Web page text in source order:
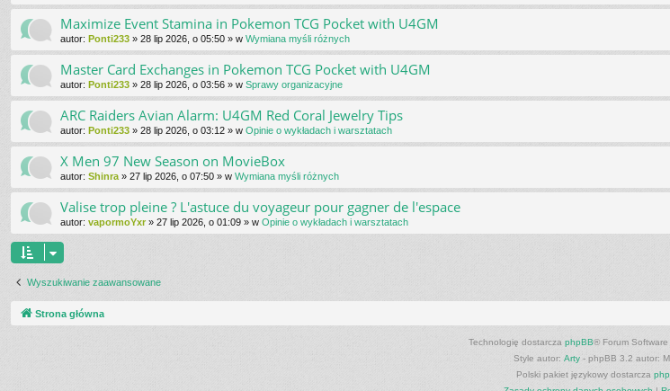
Maximize Event Stamina in Pokemon TCG Pocket with U4GM
autor: Ponti233 » 28 lip 2026, o 05:50 » w Wymiana myśli różnych
Master Card Exchanges in Pokemon TCG Pocket with U4GM
autor: Ponti233 » 28 lip 2026, o 03:56 » w Sprawy organizacyjne
ARC Raiders Avian Alarm: U4GM Red Coral Jewelry Tips
autor: Ponti233 » 28 lip 2026, o 03:12 » w Opinie o wykładach i warsztatach
X Men 97 New Season on MovieBox
autor: Shinra» 27 lip 2026, o 07:50 » w Wymiana myśli różnych
Valise trop pleine ? L'astuce du voyageur pour gagner de l'espace
autor: vapormoYxr » 27 lip 2026, o 01:09 » w Opinie o wykładach i warsztatach
Wyszukiwanie zaawansowane
Strona główna
Technologię dostarcza phpBB® Forum
Style autor: Arty - phpBB 3.2 autor:
Polski pakiet językowy dostarcza